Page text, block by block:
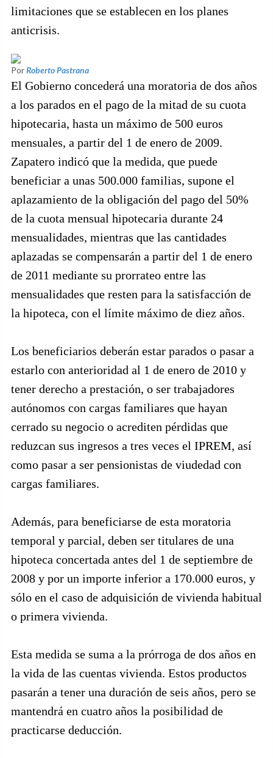
limitaciones que se establecen en los planes
anticrisis.
PorRoberto Pastrana
El Gobierno concederá una moratoria de dos años
a los parados en el pago de la mitad de su cuota
hipotecaria, hasta un máximo de 500 euros
mensuales, a partir del 1 de enero de 2009.
Zapatero indicó que la medida, que puede
beneficiar a unas 500.000 familias, supone el
aplazamiento de la obligación del pago del 50%
de la cuota mensual hipotecaria durante 24
mensualidades, mientras que las cantidades
aplazadas se compensarán a partir del 1 de enero
de 2011 mediante su prorrateo entre las
mensualidades que resten para la satisfacción de
la hipoteca, con el límite máximo de diez años.
Los beneficiarios deberán estar parados o pasar a
estarlo con anterioridad al 1 de enero de 2010 y
tener derecho a prestación, o ser trabajadores
autónomos con cargas familiares que hayan
cerrado su negocio o acrediten pérdidas que
reduzcan sus ingresos a tres veces el IPREM, así
como pasar a ser pensionistas de viudedad con
cargas familiares.
Además, para beneficiarse de esta moratoria
temporal y parcial, deben ser titulares de una
hipoteca concertada antes del 1 de septiembre de
2008 y por un importe inferior a 170.000 euros, y
sólo en el caso de adquisición de vivienda habitual
o primera vivienda.
Esta medida se suma a la prórroga de dos años en
la vida de las cuentas vivienda. Estos productos
pasarán a tener una duración de seis años, pero se
mantendrá en cuatro años la posibilidad de
practicarse deducción.